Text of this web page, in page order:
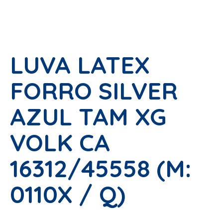
LUVA LATEX
FORRO SILVER
AZUL TAM XG
VOLK CA
16312/45558 (M:
0110X / Q)